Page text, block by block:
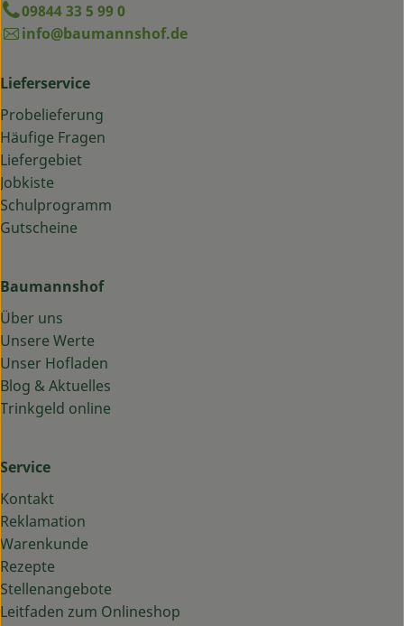
09844 33 5 99 0
info@baumannshof.de
Lieferservice
Probelieferung
Häufige Fragen
Liefergebiet
Jobkiste
Schulprogramm
Gutscheine
Baumannshof
Über uns
Unsere Werte
Unser Hofladen
Blog & Aktuelles
Trinkgeld online
Service
Kontakt
Reklamation
Warenkunde
Rezepte
Stellenangebote
Leitfaden zum Onlineshop